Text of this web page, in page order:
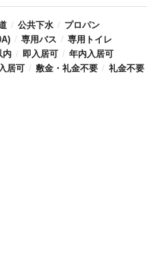
/ 公共下水 / プロパン
/ 専用バス / 専用トイレ
内 / 即入居可 / 年内入居可
居可 / 敷金・礼金不要 / 礼金不要